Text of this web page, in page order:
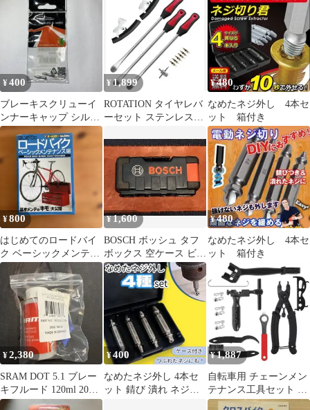
¥400
ブレーキスクリューイ
ンナーキャップ シルバ
ー LY-IPA06
¥ 1,899
ROTATION タイヤレバ
ーセット ステンレス製
換工具
¥480
なめたネジ外し 4本セ
ット 箱付き
¥800
はじめてのロードバイ
ク ベーシックメンテナ
ンス編
¥1,600
BOSCH ボッシュ タフ
ボックス 空ケース ビッ
トホルダー付き 工具箱
¥480
なめたネジ外し 4本セ
ット 箱付き
¥2,380
SRAM DOT 5.1 ブレー
キフルード 120ml 2026
年3月製造品
¥400
なめたネジ外し 4本セ
ット 錆び 潰れ ネジ外
¥1,887
自転車用 チェーンメン
テナンス工具セット チ
ェーンカッター;M8858;